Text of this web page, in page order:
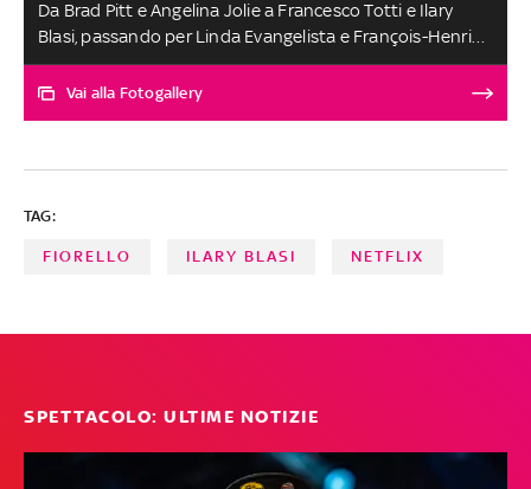
Da Brad Pitt e Angelina Jolie a Francesco Totti e Ilary
Blasi, passando per Linda Evangelista e François-Henri
Pinault e Kim Kardashian e Kris Humphries, ecco le tante
coppie di divi che si sono dette addio davanti a un
Vai alla Fotogallery
TAG:
FIORELLO ILARY BLASI NETFLIX
SPETTACOLO: ULTIME NOTIZIE